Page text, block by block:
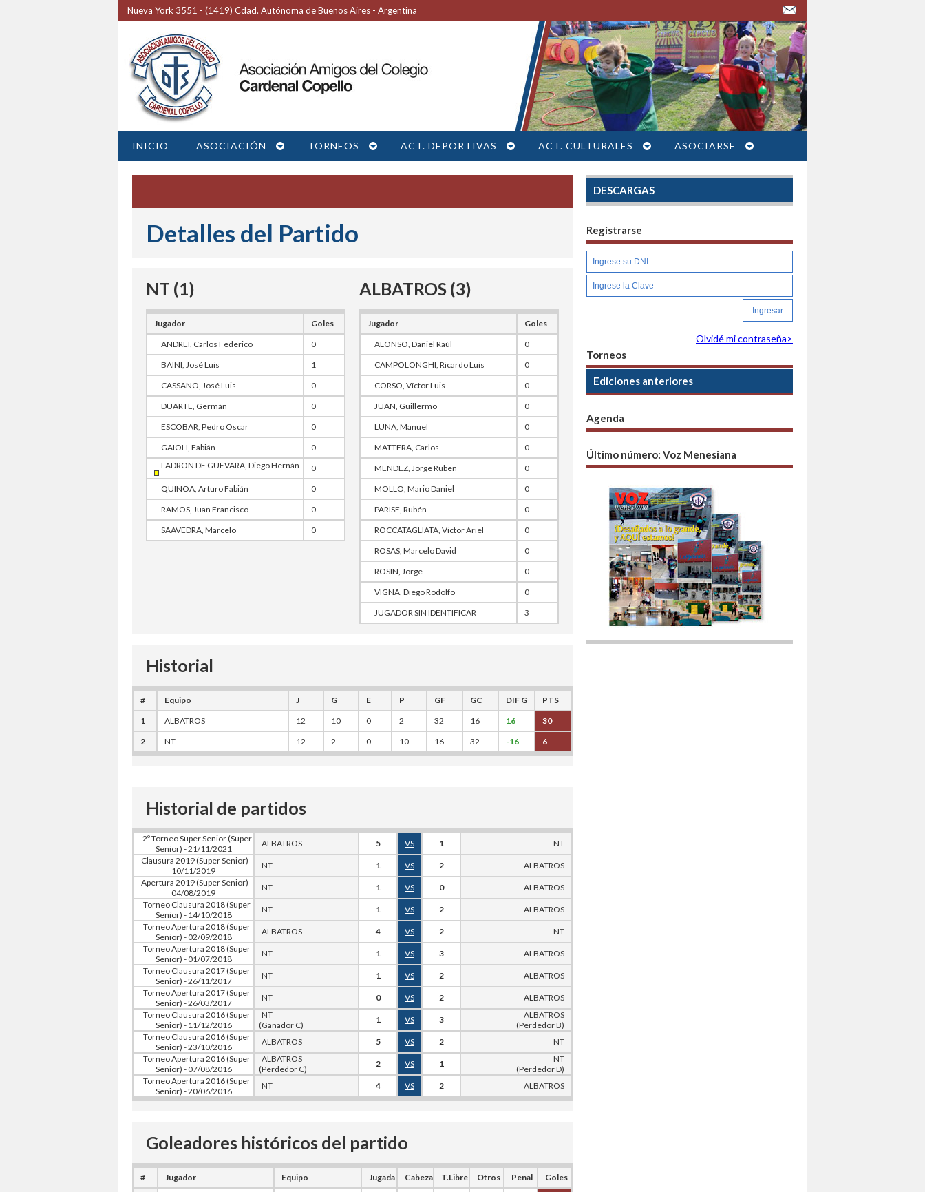
Nueva York 3551 - (1419) Cdad. Autónoma de Buenos Aires - Argentina
INICIO ASOCIACIÓN TORNEOS ACT. DEPORTIVAS ACT. CULTURALES ASOCIARSE
Detalles del Partido
NT (1)
Jugador
Goles
ANDREI, Carlos Federico
0
BAINI, José Luis
1
CASSANO, José Luis
0
DUARTE, Germán
0
ESCOBAR, Pedro Oscar
0
GAIOLI, Fabián
0
LADRON DE GUEVARA, Diego Hernán
0
QUIÑOA, Arturo Fabián
0
RAMOS, Juan Francisco
0
SAAVEDRA, Marcelo
0
ALBATROS (3)
Jugador
Goles
ALONSO, Daniel Raúl
0
CAMPOLONGHI, Ricardo Luis
0
CORSO, Víctor Luis
0
JUAN, Guillermo
0
LUNA, Manuel
0
MATTERA, Carlos
0
MENDEZ, Jorge Ruben
0
MOLLO, Mario Daniel
0
PARISE, Rubén
0
ROCCATAGLIATA, Victor Ariel
0
ROSAS, Marcelo David
0
ROSIN, Jorge
0
VIGNA, Diego Rodolfo
0
JUGADOR SIN IDENTIFICAR
3
Historial
# Equipo J G E P GF GC DIF G
PTS
1
ALBATROS 12 10 0 2 32 16 16
30
2
NT 12 2 0 10 16 32 -16 6
Historial de partidos
2º Torneo Super Senior (Super
Senior) - 21/11/2021
ALBATROS 5 VS 1
NT
Clausura 2019 (Super Senior) -
10/11/2019
NT 1 VS 2
ALBATROS
Apertura 2019 (Super Senior) -
04/08/2019
NT 1 VS 0
ALBATROS
Torneo Clausura 2018 (Super
Senior) - 14/10/2018
NT 1 VS 2
ALBATROS
Torneo Apertura 2018 (Super
Senior) - 02/09/2018
ALBATROS 4 VS 2
NT
Torneo Apertura 2018 (Super
Senior) - 01/07/2018
NT 1 VS 3
ALBATROS
Torneo Clausura 2017 (Super
Senior) - 26/11/2017
NT 1 VS 2
ALBATROS
Torneo Apertura 2017 (Super
Senior) - 26/03/2017
NT 0 VS 2
ALBATROS
Torneo Clausura 2016 (Super
Senior) - 11/12/2016
NT
(Ganador C)
1 VS 3
ALBATROS
(Perdedor B)
Torneo Clausura 2016 (Super
Senior) - 23/10/2016
ALBATROS 5 VS 2
NT
Torneo Apertura 2016 (Super
Senior) - 07/08/2016
ALBATROS
(Perdedor C)
2 VS 1
NT
(Perdedor D)
Torneo Apertura 2016 (Super
Senior) - 20/06/2016
NT 4 VS 2 ALBATROS
Goleadores históricos del partido
# Jugador Equipo Jugada Cabeza T.Libre Otros Penal
Goles
DESCARGAS
Registrarse
Olvidé mi contraseña>
Torneos
Ediciones anteriores
Agenda
Último número: Voz Menesiana